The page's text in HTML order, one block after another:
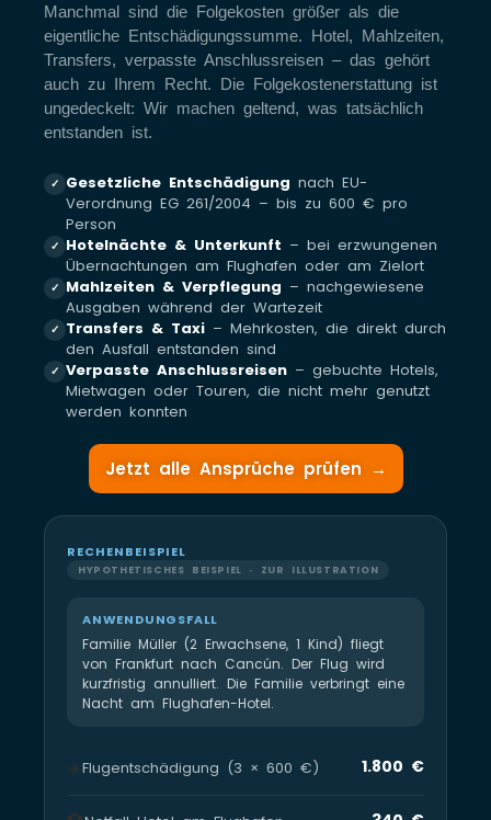
Manchmal sind die Folgekosten größer als die
eigentliche Entschädigungssumme. Hotel, Mahlzeiten,
Transfers, verpasste Anschlussreisen – das gehört
auch zu Ihrem Recht. Die Folgekostenerstattung ist
ungedeckelt: Wir machen geltend, was tatsächlich
entstanden ist.
✓ Gesetzliche Entschädigung nach EU-
Verordnung EG 261/2004 – bis zu 600 € pro
Person
✓ Hotelnächte & Unterkunft – bei erzwungenen
Übernachtungen am Flughafen oder am Zielort
✓ Mahlzeiten & Verpflegung – nachgewiesene
Ausgaben während der Wartezeit
✓ Transfers & Taxi – Mehrkosten, die direkt durch
den Ausfall entstanden sind
✓ Verpasste Anschlussreisen – gebuchte Hotels,
Mietwagen oder Touren, die nicht mehr genutzt
werden konnten
Jetzt alle Ansprüche prüfen →
RECHENBEISPIEL
HYPOTHETISCHES BEISPIEL · ZUR ILLUSTRATION
ANWENDUNGSFALL
Familie Müller (2 Erwachsene, 1 Kind) fliegt
von Frankfurt nach Cancún. Der Flug wird
kurzfristig annulliert. Die Familie verbringt eine
Nacht am Flughafen-Hotel.
✈️Flugentschädigung (3 × 600 €) 1.800 €